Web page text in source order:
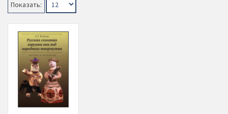
Показать: